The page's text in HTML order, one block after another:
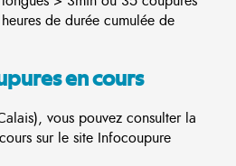
de durée cumulée de
en cours
vous pouvez consulter la
sur le site Infocoupure